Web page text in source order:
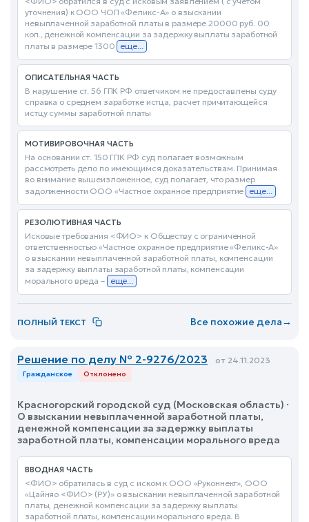
уточнения) к ООО ЧОП «Феликс-А» о взыскании
невыплаченной заработной платы в размере 20000 руб. 00
коп., денежной компенсации за задержку выплаты заработной
платы в размере 1300 еще...
ОПИСАТЕЛЬНАЯ ЧАСТЬ
В нарушение ст. 56 ГПК РФ ответчиком не предоставлены суду
справка о среднем заработке истца, расчет причитающейся
истцу суммы заработной платы
МОТИВИРОВОЧНАЯ ЧАСТЬ
На основании ст. 150 ГПК РФ суд полагает возможным
рассмотреть дело по имеющимся доказательствам. Принимая
во внимание вышеизложенное, суд полагает, что размер
задолженности ООО «Частное охранное предприятие еще...
РЕЗОЛЮТИВНАЯ ЧАСТЬ
Исковые требования <ФИО> к Обществу с ограниченной
ответственностью «Частное охранное предприятие «Феликс-А»
о взыскании невыплаченной заработной платы, компенсации
за задержку выплаты заработной платы, компенсации
морального вреда – еще...
ПОЛНЫЙ ТЕКСТ Все похожие дела→
Решение по делу № 2-9276/2023 от 24.11.2023
Гражданское Отклонено
Красногорский городской суд (Московская область) ·
О взыскании невыплаченной заработной платы,
денежной компенсации за задержку выплаты
заработной платы, компенсации морального вреда
ВВОДНАЯ ЧАСТЬ
<ФИО> обратилась в суд с иском к ООО «Руконнект», ООО
«Цайняо <ФИО> (РУ)» о взыскании невыплаченной заработной
платы, денежной компенсации за задержку выплаты
заработной платы, компенсации морального вреда. В